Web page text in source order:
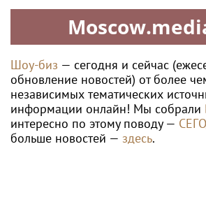
композиторах (слухи, сплетни,
дискуссии о музыке, культуре,
— в новостях и статьях). Тайны
звёзд — в кадре и за кадром шоу-
исейчас . Новости о музыке, и не
Опубликовать свою новость по
городеирегионеможно